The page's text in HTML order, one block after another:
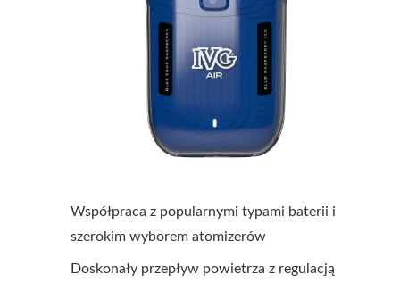
Współpraca z popularnymi typami baterii i
szerokim wyborem atomizerów
Doskonały przepływ powietrza z regulacją